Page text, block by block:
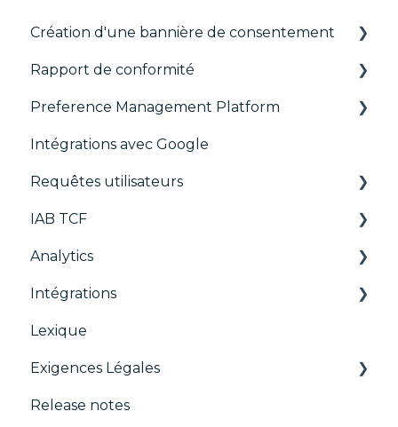
Création d'une bannière de consentement
Les fondamentaux
Bannières par format
Gérer les Vendors et Purposes
Personnalisation
Multi-réglementations
Frameworks
Intégrations
Migration de la console
IAB GPP Framework
Rapport de conformité
CMP Vendor Sync
Advanced Compliance Monitoring
Preference Management Platform
Configuration Tree
Widget
Déployer
Intégrations avec Google
Requêtes utilisateurs
Requêtes utilisateurs
Widgets
IAB TCF
Google & le TCF
TCFv2 Présentation
Guides de Migration
TCF v2.2
Analytics
CMP
ACM (Advance Compliance Monitoring)
Intégrations
AB testing
Paywalls
CMS
Lexique
Exigences Légales
Didomi SDK compliance
Release notes